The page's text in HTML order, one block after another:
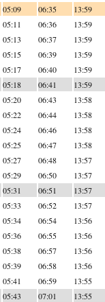
05:09 06:35 13:59
05:11 06:36 13:59
05:13 06:37 13:59
05:15 06:39 13:59
05:17 06:40 13:59
05:18 06:41 13:59
05:20 06:43 13:58
05:22 06:44 13:58
05:24 06:46 13:58
05:25 06:47 13:58
05:27 06:48 13:57
05:29 06:50 13:57
05:31 06:51 13:57
05:33 06:52 13:57
05:34 06:54 13:56
05:36 06:55 13:56
05:38 06:57 13:56
05:39 06:58 13:56
05:41 06:59 13:55
05:43 07:01 13:55